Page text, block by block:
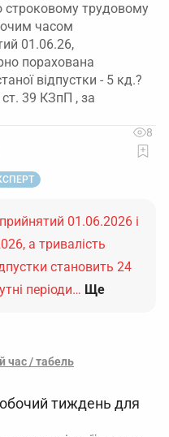
строковому трудовому
часом
01.06.26,
порахована
відпустки - 5 кд.?
39 КЗпП , за
8
01.06.2026 і
а тривалість
становить 24
періоди… Ще
час / табель
тиждень для